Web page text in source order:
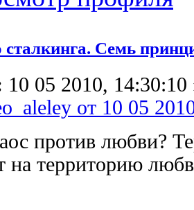
сталкинга. Семь
10 05 2010, 14:30:10
от 10 05
против любви?
на территорию